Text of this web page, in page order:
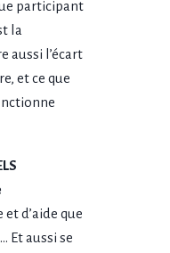
participant
la
aussi l’écart
et ce que
et d’aide que
Et aussi se